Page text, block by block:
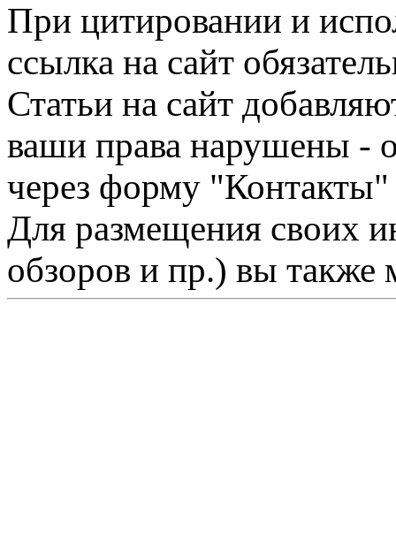
При цитировании и
ссылка на сайт
Статьи на сайт
ваши права нарушены -
через форму "Контакты"
Для размещения своих
обзоров и пр.) вы также